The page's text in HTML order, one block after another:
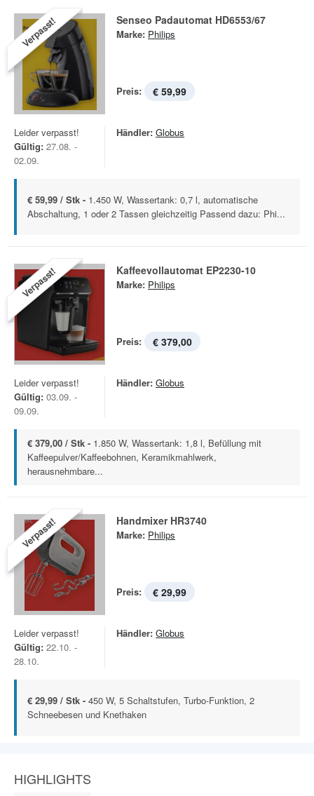
Verpasst! Senseo Padautomat HD6553/67
Marke: Philips
Preis: € 59,99
Leider verpasst!
Gültig: 27.08. -
02.09.
Händler: Globus
€ 59,99 / Stk - 1.450 W, Wassertank: 0,7 l, automatische
Abschaltung, 1 oder 2 Tassen gleichzeitig Passend dazu: Phi...
Verpasst! Kaffeevollautomat EP2230-10
Marke: Philips
Preis: € 379,00
Leider verpasst!
Gültig: 03.09. -
09.09.
Händler: Globus
€ 379,00 / Stk - 1.850 W, Wassertank: 1,8 l, Befüllung mit
Kaffeepulver/Kaffeebohnen, Keramikmahlwerk,
herausnehmbare...
Verpasst! Handmixer HR3740
Marke: Philips
Preis: € 29,99
Leider verpasst!
Gültig: 22.10. -
28.10.
Händler: Globus
€ 29,99 / Stk - 450 W, 5 Schaltstufen, Turbo-Funktion, 2
Schneebesen und Knethaken
HIGHLIGHTS